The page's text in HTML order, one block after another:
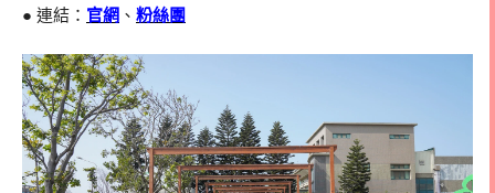
● 連結： 官網 、 粉絲團